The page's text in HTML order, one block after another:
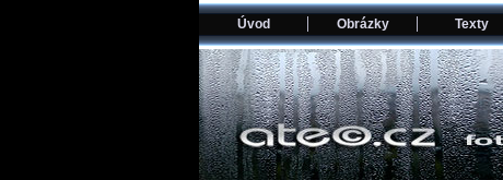
Úvod Obrázky Texty